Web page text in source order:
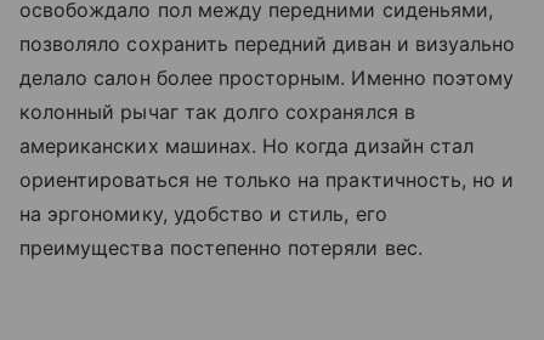
освобождало пол между передними сиденьями,
позволяло сохранить передний диван и визуально
делало салон более просторным. Именно поэтому
колонный рычаг так долго сохранялся в
американских машинах. Но когда дизайн стал
ориентироваться не только на практичность, но и
на эргономику, удобство и стиль, его
преимущества постепенно потеряли вес.